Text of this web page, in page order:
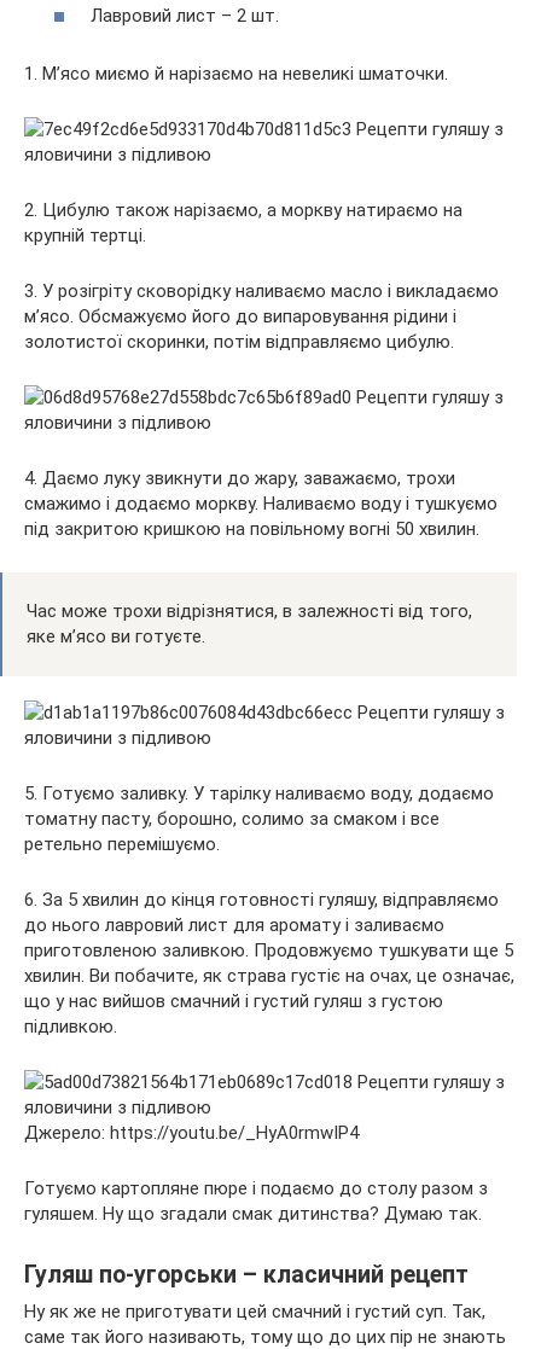
Лавровий лист – 2 шт.
1. М’ясо миємо й нарізаємо на невеликі шматочки.
2. Цибулю також нарізаємо, а моркву натираємо на
крупній тертці.
3. У розігріту сковорідку наливаємо масло і викладаємо
м’ясо. Обсмажуємо його до випаровування рідини і
золотистої скоринки, потім відправляємо цибулю.
4. Даємо луку звикнути до жару, заважаємо, трохи
смажимо і додаємо моркву. Наливаємо воду і тушкуємо
під закритою кришкою на повільному вогні 50 хвилин.
Час може трохи відрізнятися, в залежності від того,
яке м’ясо ви готуєте.
5. Готуємо заливку. У тарілку наливаємо воду, додаємо
томатну пасту, борошно, солимо за смаком і все
ретельно перемішуємо.
6. За 5 хвилин до кінця готовності гуляшу, відправляємо
до нього лавровий лист для аромату і заливаємо
приготовленою заливкою. Продовжуємо тушкувати ще 5
хвилин. Ви побачите, як страва густіє на очах, це означає,
що у нас вийшов смачний і густий гуляш з густою
підливкою.
Джерело: https://youtu.be/_HyA0rmwIP4
Готуємо картопляне пюре і подаємо до столу разом з
гуляшем. Ну що згадали смак дитинства? Думаю так.
Гуляш по-угорськи – класичний рецепт
Ну як же не приготувати цей смачний і густий суп. Так,
саме так його називають, тому що до цих пір не знають